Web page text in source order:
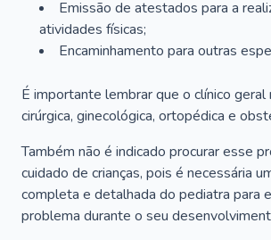
Emissão de atestados para a
atividades físicas;
Encaminhamento para outras
É importante lembrar que o clínico geral
cirúrgica, ginecológica, ortopédica e
Também não é indicado procurar esse
cuidado de crianças, pois é necessária
completa e detalhada do pediatra para
problema durante o seu